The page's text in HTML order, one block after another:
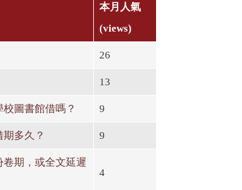
本月人氣
(views)
26
13
圖書館借嗎？ 9
多久？ 9
期，或全文延遲
4